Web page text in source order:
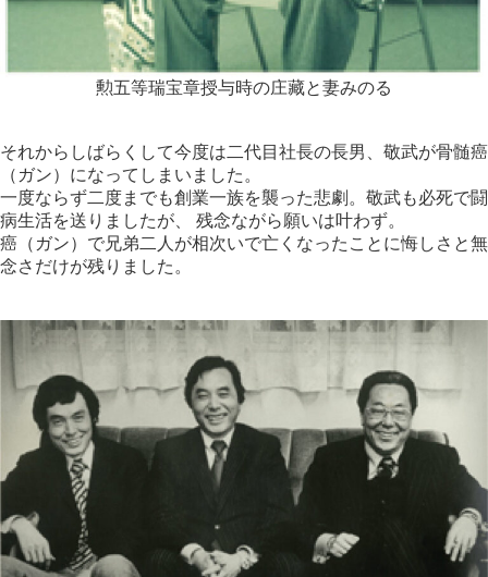
勲五等瑞宝章授与時の庄藏と妻みのる
それからしばらくして今度は二代目社長の長男、敬武が骨髄癌
（ガン）になってしまいました。
一度ならず二度までも創業一族を襲った悲劇。敬武も必死で闘
病生活を送りましたが、 残念ながら願いは叶わず。
癌（ガン）で兄弟二人が相次いで亡くなったことに悔しさと無
念さだけが残りました。